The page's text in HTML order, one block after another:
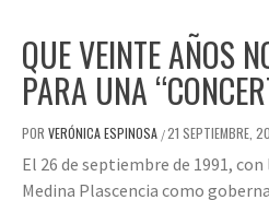
QUE VEINTE AÑOS
PARA UNA
POR VERÓNICA ESPINOSA /21 SEPTIEMBRE,
El 26 de septiembre de 1991,
Medina Plascencia como